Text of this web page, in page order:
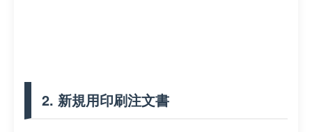
2. 新規用印刷注文書